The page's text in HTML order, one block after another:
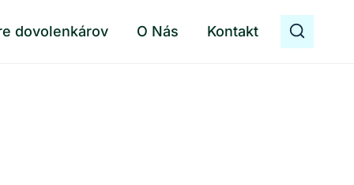
dovolenkárov O Nás Kontakt